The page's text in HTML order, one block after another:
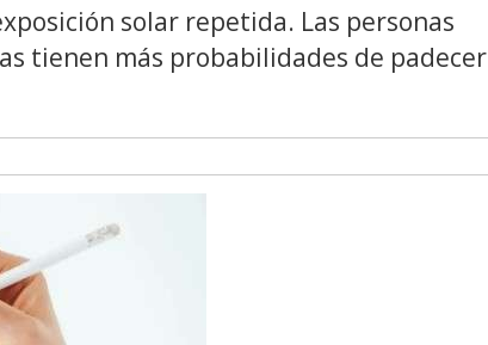
solar repetida. Las personas
tienen más probabilidades de padecer